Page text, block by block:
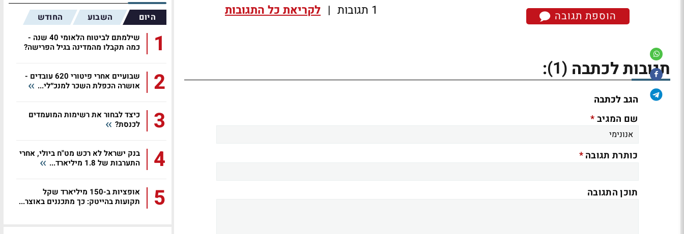
הוספת תגובה 1 תגובות | לקריאת כל התגובות
תגובות לכתבה (1)
:
הגב לכתבה
שם המגיב*
כותרת תגובה*
תוכן התגובה
היום השבוע החודש
1
שילמתם לביטוח הלאומי 40 שנה -
כמה תקבלו מהמדינה בגיל הפרישה?
2
שבועיים אחרי פיטורי 620 עובדים -
אושרה הכפלת השכר למנכ״לי...
3
כיצד לבחור את רשימות המועמדים
לכנסת?
4
בנק ישראל לא רכש מט"ח ביולי, אחרי
התערבות של 1.8 מיליארד...
5
אופציות ב-150 מיליארד שקל
תקועות בהייטק: כך מתכננים באוצר...